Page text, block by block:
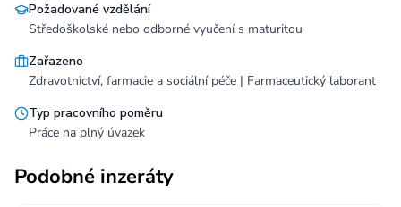
Požadované vzdělání
Středoškolské nebo odborné vyučení s maturitou
Zařazeno
Zdravotnictví, farmacie a sociální péče | Farmaceutický laborant
Typ pracovního poměru
Práce na plný úvazek
Podobné inzeráty